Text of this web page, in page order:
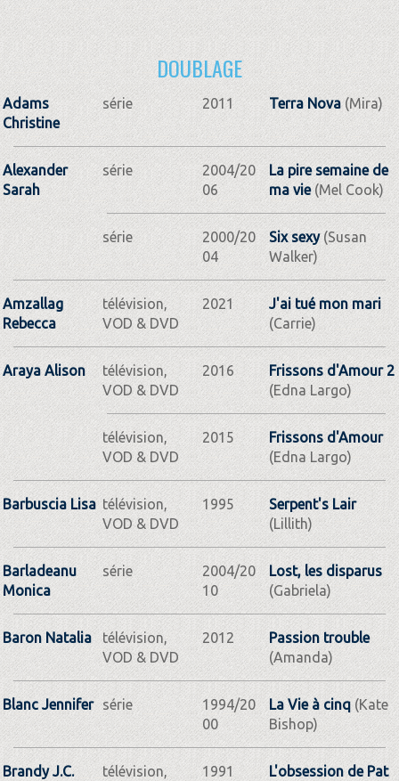
DOUBLAGE
Adams
Christine
série 2011 Terra Nova(Mira)
Alexander
Sarah
série
2004/20
06
La pire semaine de
ma vie(Mel Cook)
série
2000/20
04
Six sexy(Susan
Walker)
Amzallag
Rebecca
télévision,
VOD & DVD
2021
J'ai tué mon mari
(Carrie)
Araya Alison
télévision,
VOD & DVD
2016
Frissons d'Amour 2
(Edna Largo)
télévision,
VOD & DVD
2015
Frissons d'Amour
(Edna Largo)
Barbuscia Lisa télévision,
VOD & DVD
1995
Serpent's Lair
(Lillith)
Barladeanu
Monica
série
2004/20
10
Lost, les disparus
(Gabriela)
Baron Natalia
télévision,
VOD & DVD
2012
Passion trouble
(Amanda)
Blanc Jennifer série
1994/20
00
La Vie à cinq(Kate
Bishop)
Brandy J.C.
télévision,
1991
L'obsession de Pat